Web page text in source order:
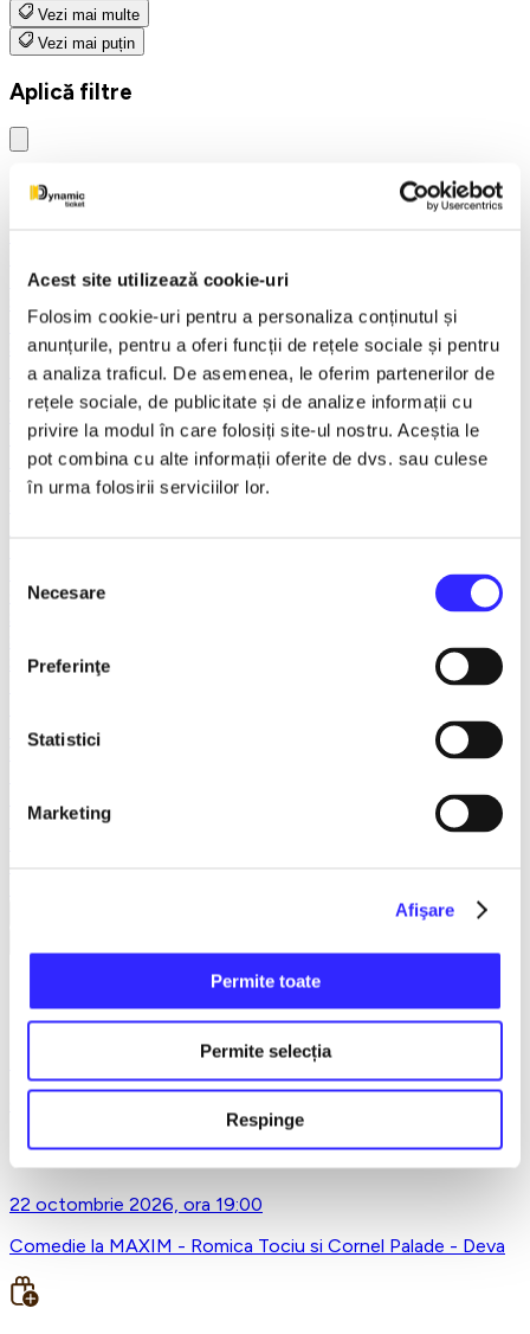
Acest site utilizează cookie-uri
Folosim cookie-uri pentru a personaliza conținutul și
anunțurile, pentru a oferi funcții de rețele sociale și pentru
a analiza traficul. De asemenea, le oferim partenerilor de
rețele sociale, de publicitate și de analize informații cu
privire la modul în care folosiți site-ul nostru. Aceștia le
pot combina cu alte informații oferite de dvs. sau culese
în urma folosirii serviciilor lor.
consimțământului
Necesare
Preferinţe
Statistici
Marketing
Afişare
Permite toate
Permite selecția
Respinge
Vezi mai multe
Vezi mai puțin
Aplică filtre
Categorii
Recomandate
Turnee
Spectacole litoral 2026
TNB
Balet/Dans
Sala Palatului
Teatru ROMEO si JULIETA
Teatrul Muzical Ambasadorii
Teatrul ROD
Concerte și Festivaluri
Sala Luceafarul
Teatrul Rosu
Victory of Art
Teatrul Maidan
Centrul Cultural Dragan Muntean, Deva
4 octombrie 2026, ora 19:00
22 octombrie 2026, ora 19:00
Comedie la MAXIM - Romica Tociu si Cornel Palade - Deva